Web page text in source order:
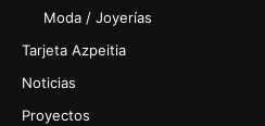
Moda / Joyerías
Tarjeta Azpeitia
Noticias
Proyectos